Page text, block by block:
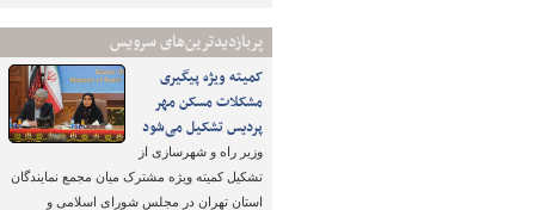
پربازدیدترین‌های سرویس
کمیته ویژه پیگیری
مشکلات مسکن مهر
پردیس تشکیل می‌شود
وزیر راه و شهرسازی از
تشکیل کمیته ویژه مشترک میان مجمع نمایندگان
استان تهران در مجلس شورای اسلامی و